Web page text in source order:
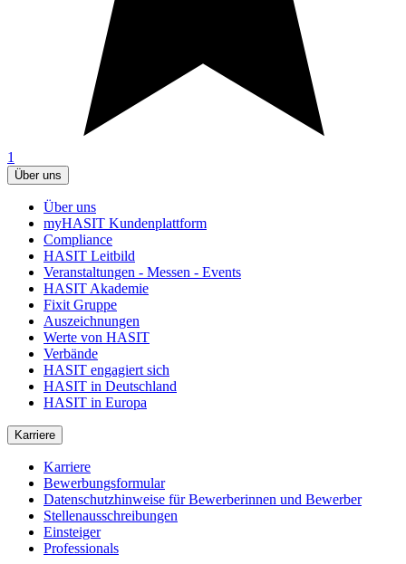
1
Über uns
Über uns
myHASIT Kundenplattform
Compliance
HASIT Leitbild
Veranstaltungen - Messen - Events
HASIT Akademie
Fixit Gruppe
Auszeichnungen
Werte von HASIT
Verbände
HASIT engagiert sich
HASIT in Deutschland
HASIT in Europa
Karriere
Karriere
Bewerbungsformular
Datenschutzhinweise für Bewerberinnen und Bewerber
Stellenausschreibungen
Einsteiger
Professionals